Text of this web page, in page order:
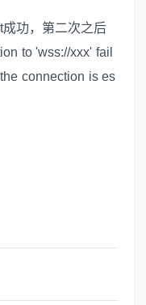
功，第二次之后
to 'wss://xxx' fail
connection is es